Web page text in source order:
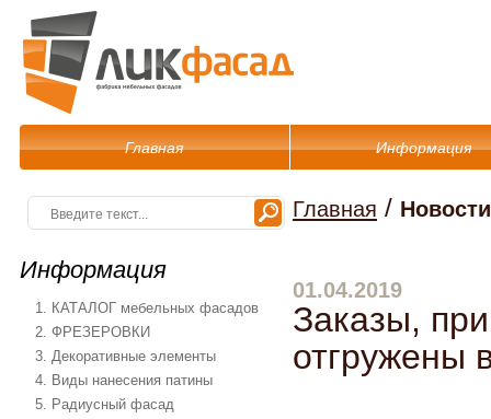
Главная Информация
Информация
1. КАТАЛОГ мебельных фасадов
2. ФРЕЗЕРОВКИ
3. Декоративные элементы
4. Виды нанесения патины
5. Радиусный фасад
Главная /
01.04.2019
Заказы,
отгружены